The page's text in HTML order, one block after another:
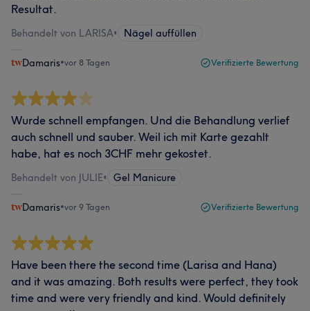
Resultat.
Behandelt von LARISA• Nägel auffüllen
Damaris•vor 8 Tagen Verifizierte Bewertung
Wurde schnell empfangen. Und die Behandlung verlief
auch schnell und sauber. Weil ich mit Karte gezahlt
habe, hat es noch 3CHF mehr gekostet.
Behandelt von JULIE• Gel Manicure
Damaris•vor 9 Tagen Verifizierte Bewertung
Have been there the second time (Larisa and Hana)
and it was amazing. Both results were perfect, they took
time and were very friendly and kind. Would definitely